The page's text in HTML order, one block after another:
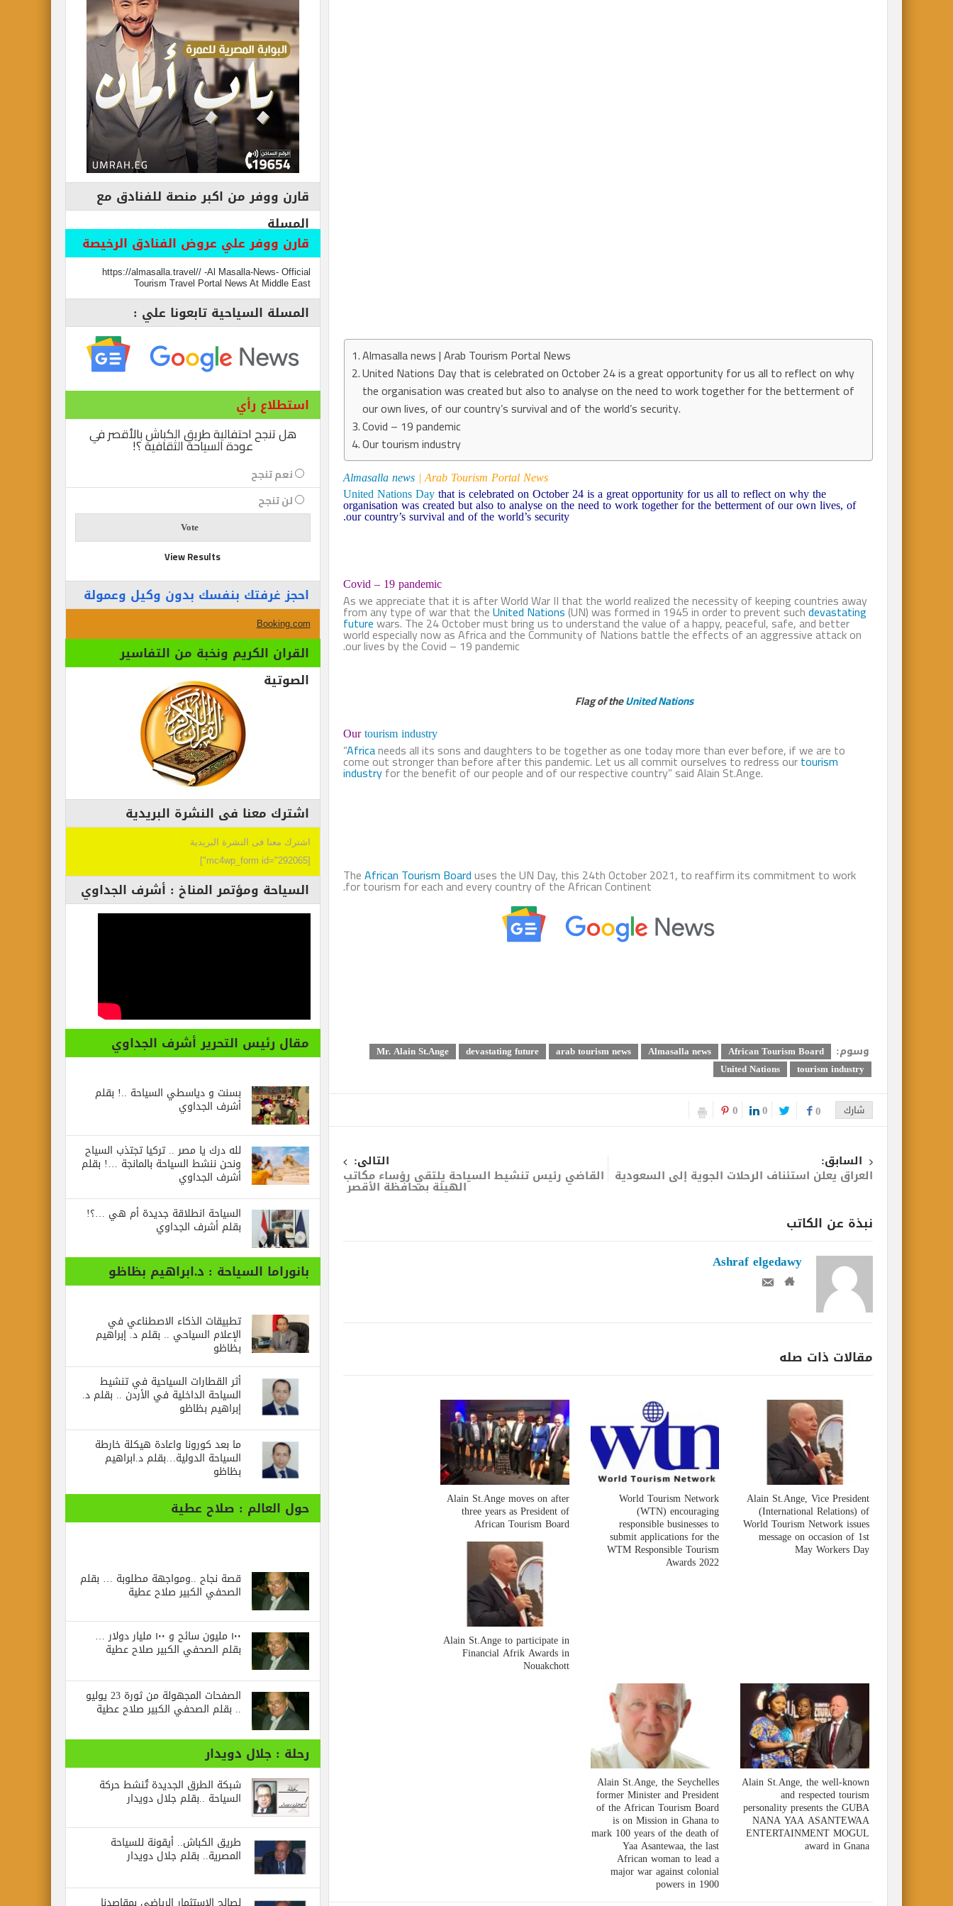
Almasalla news | Arab Tourism Portal News
United Nations Day that is celebrated on October 24 is a great opportunity for us all to reflect on why
the organisation was created but also to analyse on the need to work together for the betterment of
our own lives, of our country’s survival and of the world’s security.
Covid – 19 pandemic
Our tourism industry
Almasalla news | Arab Tourism Portal News
United NationsDaythat is celebrated on October 24 is a great opportunity for us all to reflect on why the
organisation was created but also to analyse on the need to work together for the betterment of our own lives, of
our country’s survival and of the world’s security.
Covid – 19 pandemic
As we appreciate that it is after World War II that the world realized the necessity of keeping countries away
from any type of war that theUnited Nations(UN) was formed in 1945 in order to prevent suchdevastating
futurewars. The 24 October must bring us to understand the value of a happy, peaceful, safe, and better
world especially now as Africa and the Community of Nations battle the effects of an aggressive attack on
our lives by the Covid – 19 pandemic.
Flag of theUnited Nations
Ourtourism industry
“Africaneeds all its sons and daughters to be together as one today more than ever before, if we are to
come out stronger than before after this pandemic. Let us all commit ourselves to redress ourtourism
industryfor the benefit of our people and of our respective country” said Alain St.Ange.
TheAfrican Tourism Boarduses the UN Day, this 24th October 2021, to reaffirm its commitment to work
for tourism for each and every country of the African Continent.
وسوم: African Tourism Board
Almasalla news
arab tourism news
devastating future
Mr. Alain St.Ange
tourism industry
United Nations
شارك 0
0
0
السابق:
العراق يعلن استئناف الرحلات الجوية إلى السعودية
التالى:
القاضي رئيس تنشيط السياحة يلتقي رؤساء مكاتب
الهيئة بمحافظة الأقصر
نبذة عن الكاتب
Ashraf elgedawy
مقالات ذات صله
Alain St.Ange, Vice President
(International Relations) of
World Tourism Network issues
message on occasion of 1st
May Workers Day
World Tourism Network
(WTN) encouraging
responsible businesses to
submit applications for the
WTM Responsible Tourism
Awards 2022
Alain St.Ange moves on after
three years as President of
African Tourism Board
Alain St.Ange to participate in
Financial Afrik Awards in
Nouakchott
Alain St.Ange, the well-known
and respected tourism
personality presents the GUBA
NANA YAA ASANTEWAA
ENTERTAINMENT MOGUL
award in Gnana
Alain St.Ange, the Seychelles
former Minister and President
of the African Tourism Board
is on Mission in Ghana to
mark 100 years of the death of
Yaa Asantewaa, the last
African woman to lead a
major war against colonial
powers in 1900
قارن ووفر من اكبر منصة للفنادق مع
المسلة
قارن ووفر علي عروض الفنادق الرخيصة
https://almasalla.travel// -Al Masalla-News- Official
Tourism Travel Portal News At Middle East
المسلة السياحية تابعونا علي :
استطلاع رأي
هل تنجح احتفالية طريق الكباش بالأقصر في
عودة السياحة الثقافية ؟!
نعم تنجح
لن تنجح
View Results
احجز غرفتك بنفسك بدون وكيل وعمولة
Booking.com
القران الكريم ونخبة من التفاسير
الصوتية
اشترك معنا فى النشرة البريدية
اشترك معنا فى النشرة البريدية
[mc4wp_form id="292065"]
السياحة ومؤتمر المناخ : أشرف الجداوي
مقال رئيس التحرير أشرف الجداوي
بسنت و دياسطي السياحة ..! بقلم
أشرف الجداوي
لله درك يا مصر .. تركيا تجتذب السياح
ونحن ننشط السياحة بالمانجة …! بقلم
أشرف الجداوي
السياحة انطلاقة جديدة أم هي …؟!
بقلم أشرف الجداوي
بانوراما السياحة : د.ابراهيم بظاظو
تطبيقات الذكاء الاصطناعي في
الإعلام السياحي .. بقلم د. إبراهيم
بظاظو
أثر القطارات السياحية في تنشيط
السياحة الداخلية في الأردن .. بقلم د.
إبراهيم بظاظو
ما بعد كورونا واعادة هيكلة خارطة
السياحة الدولية…بقلم د.ابراهيم
بظاظو
حول العالم : صلاح عطية
قصة نجاح ..ومواجهة مطلوبة … بقلم
الصحفي الكبير صلاح عطية
١٠٠ مليون سائح و ١٠٠ مليار دولار …
بقلم الصحفي الكبير صلاح عطية
الصفحات المجهولة من ثورة 23 يوليو
.. بقلم الصحفي الكبير صلاح عطية
رحلة : جلال دويدار
شبكة الطرق الجديدة تُنشط حركة
السياحة ..بقلم جلال دويدار
طريق الكباش.. أيقونة للسياحة
المصرية.. بقلم جلال دويدار